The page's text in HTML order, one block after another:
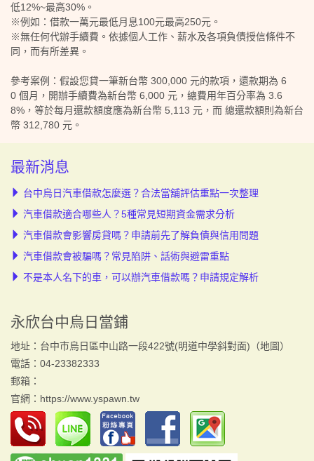
低12%~最高30%。
※例如：借款一萬元最低月息100元最高250元。
※無任何代辦手續費。依據個人工作、薪水及各項負債授信條件不
同，而有所差異。
參考案例：假設您貸一筆新台幣 300,000 元的款項，還款期為 6
0 個月，開辦手續費為新台幣 6,000 元，總費用年百分率為 3.6
8%，等於每月還款額度應為新台幣 5,113 元，而 總還款額則為新台
幣 312,780 元。
最新消息
台中烏日汽車借款怎麼選？合法當舖評估重點一次整理
汽車借款適合哪些人？5種常見短期資金需求分析
汽車借款會影響房貸嗎？申請前先了解負債與信用問題
汽車借款會被騙嗎？常見陷阱、話術與避雷重點
不是本人名下的車，可以辦汽車借款嗎？申請規定解析
永欣台中烏日當鋪
地址：台中市烏日區中山路一段422號(明道中學斜對面)（地圖）
電話：04-23382333
郵箱：
官網： https://www.yspawn.tw